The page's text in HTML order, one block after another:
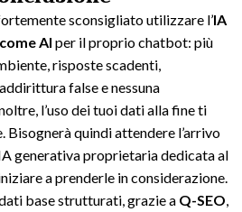
sconsigliato utilizzare l’IA
AI per il proprio chatbot: più
risposte scadenti,
false e nessuna
l’uso dei tuoi dati alla fine ti
quindi attendere l’arrivo
generativa proprietaria dedicata al
a prenderle in considerazione.
base strutturati, grazie a Q-SEO,